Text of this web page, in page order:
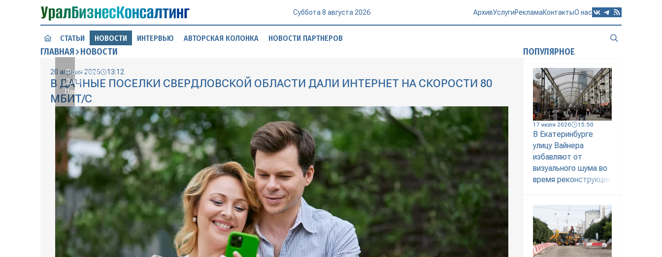
Суббота 8 августа 2026 АрхивУслугиРекламаКонтактыО нас
СТАТЬИ НОВОСТИ ИНТЕРВЬЮ АВТОРСКАЯ КОЛОНКА НОВОСТИ ПАРТНЕРОВ
ГЛАВНАЯ НОВОСТИ
20 апреля 2026 13:12
В ДАЧНЫЕ ПОСЕЛКИ СВЕРДЛОВСКОЙ ОБЛАСТИ ДАЛИ ИНТЕРНЕТ НА СКОРОСТИ 80
МБИТ/С
Фотограф:
Дина
Павленко
ПОПУЛЯРНОЕ
17 июля 2026 15:50
В Екатеринбурге
улицу Вайнера
избавляют от
визуального шума во
время реконструкции